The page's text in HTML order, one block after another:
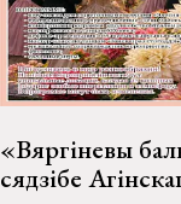
«Вяргіневы
сядзібе